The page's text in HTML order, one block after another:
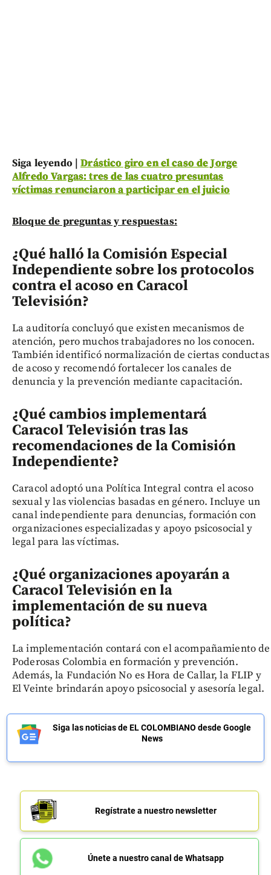
Siga leyendo |Drástico giro en el caso de Jorge
Alfredo Vargas: tres de las cuatro presuntas
víctimas renunciaron a participar en el juicio
Bloque de preguntas y respuestas:
¿Qué halló la Comisión Especial
Independiente sobre los protocolos
contra el acoso en Caracol
Televisión?
La auditoría concluyó que existen mecanismos de
atención, pero muchos trabajadores no los conocen.
También identificó normalización de ciertas conductas
de acoso y recomendó fortalecer los canales de
denuncia y la prevención mediante capacitación.
¿Qué cambios implementará
Caracol Televisión tras las
recomendaciones de la Comisión
Independiente?
Caracol adoptó una Política Integral contra el acoso
sexual y las violencias basadas en género. Incluye un
canal independiente para denuncias, formación con
organizaciones especializadas y apoyo psicosocial y
legal para las víctimas.
¿Qué organizaciones apoyarán a
Caracol Televisión en la
implementación de su nueva
política?
La implementación contará con el acompañamiento de
Poderosas Colombia en formación y prevención.
Además, la Fundación No es Hora de Callar, la FLIP y
El Veinte brindarán apoyo psicosocial y asesoría legal.
Siga las noticias de EL COLOMBIANO desde Google
News
Regístrate a nuestro newsletter
Únete a nuestro canal de Whatsapp